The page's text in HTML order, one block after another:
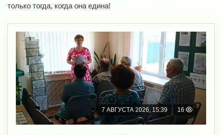
только тогда, когда она едина!
7 АВГУСТА 2026, 15:39 16